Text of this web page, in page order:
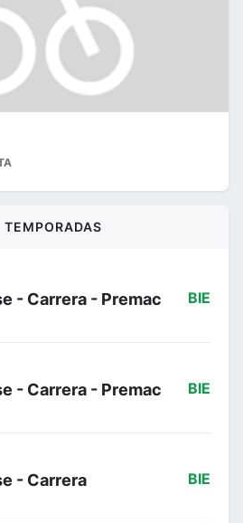
TEMPORADAS
- Carrera - Premac BIE
- Carrera - Premac BIE
- Carrera BIE